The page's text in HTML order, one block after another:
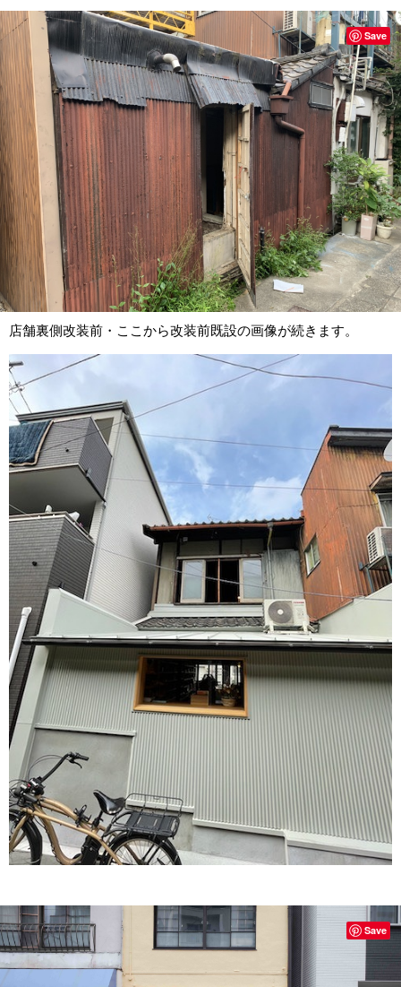
店舗裏側改装前・ここから改装前既設の画像が続きます。
Save
Save